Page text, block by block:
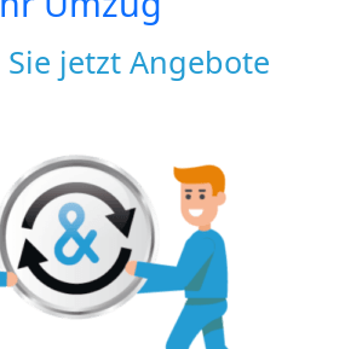
jetzt Angebote